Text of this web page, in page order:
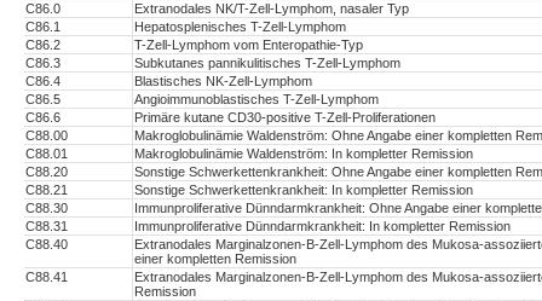
C86.0
Extranodales NK/T-Zell-Lymphom, nasaler Typ
C86.1
Hepatosplenisches T-Zell-Lymphom
C86.2
T-Zell-Lymphom vom Enteropathie-Typ
C86.3
Subkutanes pannikulitisches T-Zell-Lymphom
C86.4
Blastisches NK-Zell-Lymphom
C86.5
Angioimmunoblastisches T-Zell-Lymphom
C86.6
Primäre kutane CD30-positive T-Zell-Proliferationen
C88.00
Makroglobulinämie Waldenström: Ohne Angabe einer kompletten
C88.01
Makroglobulinämie Waldenström: In kompletter Remission
C88.20
Sonstige Schwerkettenkrankheit: Ohne Angabe einer kompletten
C88.21
Sonstige Schwerkettenkrankheit: In kompletter Remission
C88.30
Immunproliferative Dünndarmkrankheit: Ohne Angabe einer
C88.31
Immunproliferative Dünndarmkrankheit: In kompletter Remission
C88.40
Extranodales Marginalzonen-B-Zell-Lymphom des Mukosa-
einer kompletten Remission
C88.41
Extranodales Marginalzonen-B-Zell-Lymphom des Mukosa-
Remission